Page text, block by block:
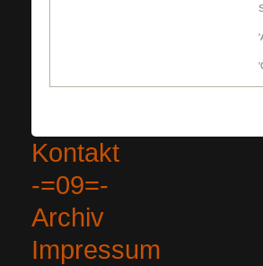
Kontakt
-=09=-
Archiv
Impressum